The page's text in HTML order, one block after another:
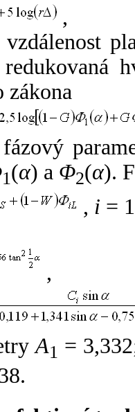
,
zákona
1(α) a Φ2(α).
, i =
,
A1 =